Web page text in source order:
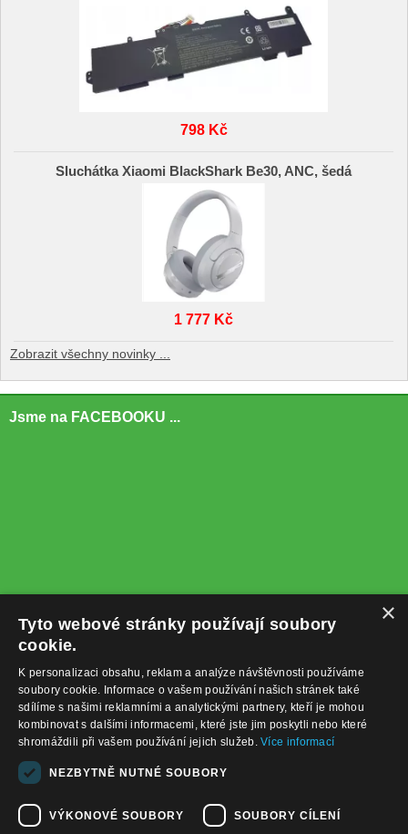
798 Kč
Sluchátka Xiaomi BlackShark Be30, ANC, šedá
1 777 Kč
Zobrazit všechny novinky ...
Jsme na FACEBOOKU ...
+420732122225
obchod@baterie-nabijecka.cz
Navigace
×
Tyto webové stránky používají soubory
cookie.
K personalizaci obsahu, reklam a analýze návštěvnosti používáme
soubory cookie. Informace o vašem používání našich stránek také
sdílíme s našimi reklamními a analytickými partnery, kteří je mohou
kombinovat s dalšími informacemi, které jste jim poskytli nebo které
shromáždili při vašem používání jejich služeb.Více informací
NEZBYTNĚ NUTNÉ SOUBORY
VÝKONOVÉ SOUBORY SOUBORY CÍLENÍ